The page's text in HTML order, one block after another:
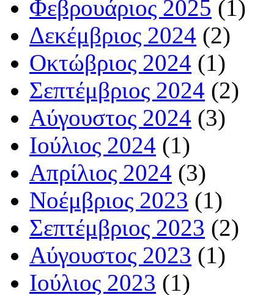
Φεβρουάριος 2025 (1)
Δεκέμβριος 2024 (2)
Οκτώβριος 2024 (1)
Σεπτέμβριος 2024 (2)
Αύγουστος 2024 (3)
Ιούλιος 2024 (1)
Απρίλιος 2024 (3)
Νοέμβριος 2023 (1)
Σεπτέμβριος 2023 (2)
Αύγουστος 2023 (1)
Ιούλιος 2023 (1)